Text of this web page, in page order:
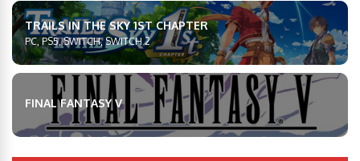
TRAILS IN THE SKY 1ST CHAPTER
PC, PS5, SWITCH, SWITCH 2
FINAL FANTASY V